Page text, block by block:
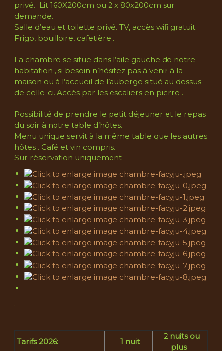
privé. Lit 160X200cm ou 2 x 80x200cm sur
demande.
Salle d’eau et toilette privé. TV, accès wifi gratuit.
Frigo, bouilloire, cafetière .
La chambre se situe dans l’aile gauche de notre
habitation , si besoin n’hésitez pas à venir à la
maison ou à l’accueil de l’auberge situé au dessus
de celle-ci. Accès par les escaliers en pierre .
Possibilité de prendre le petit déjeuner et le repas
du soir à notre table d’hôtes.
Menu unique servit à la même table que les autres
hôtes . Café et vin compris.
Sur réservation uniquement
.
Tarifs 2026: 1 nuit
2 nuits ou
plus